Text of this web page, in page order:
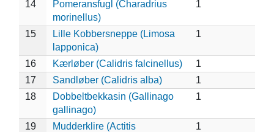
14
Pomeransfugl (Charadrius
morinellus)
1
15
Lille Kobbersneppe (Limosa
lapponica)
1
16 Kærløber (Calidris falcinellus)
1
17
Sandløber (Calidris alba)
1
18
Dobbeltbekkasin (Gallinago
gallinago)
1
19
Mudderklire (Actitis
1